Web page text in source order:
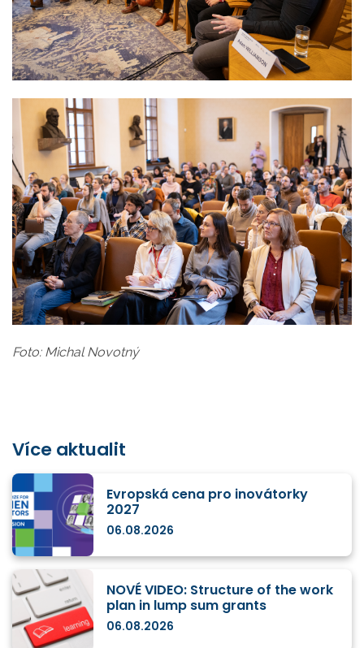
Foto: Michal Novotný
Více aktualit
Evropská cena pro inovátorky
2027
06.08.2026
NOVÉ VIDEO: Structure of the work
plan in lump sum grants
06.08.2026